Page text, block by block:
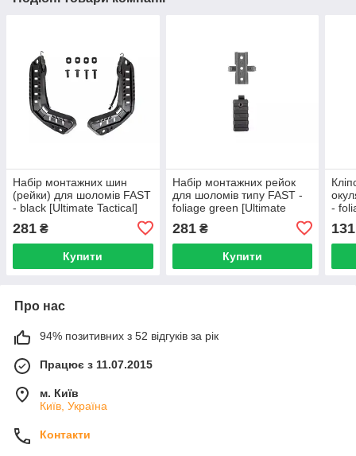
Набір монтажних шин
(рейки) для шоломів FAST
- black [Ultimate Tactical]
281 ₴
Купити
Набір монтажних рейок
для шоломів типу FAST -
foliage green [Ultimate
281₴
Купити
-
131
Про нас
94% позитивних з 52 відгуків за рік
Працює з 11.07.2015
м. Київ
Київ, Україна
Контакти